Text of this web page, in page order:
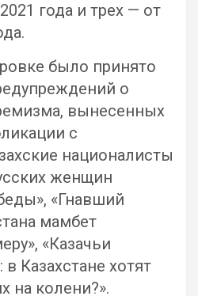
года и трех — от
было принято
о
вынесенных
с
националисты
женщин
«Гнавший
мамбет
«Казачьи
Казахстане хотят
на колени?».